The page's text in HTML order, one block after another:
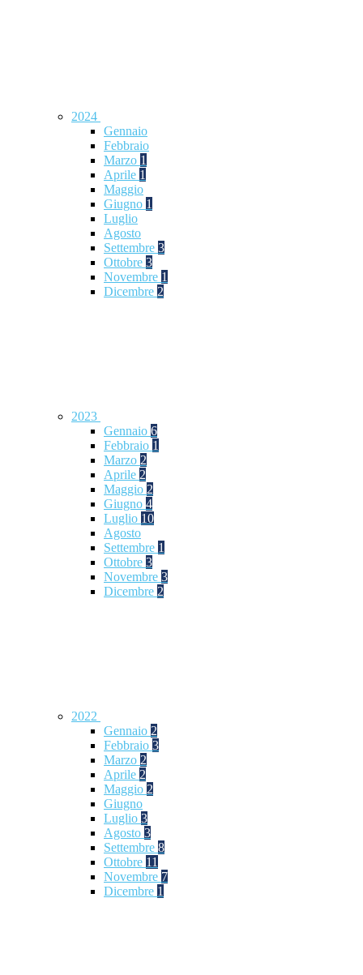
2024
Gennaio
Febbraio
Marzo 1
Aprile 1
Maggio
Giugno 1
Luglio
Agosto
Settembre 3
Ottobre 3
Novembre 1
Dicembre 2
2023
Gennaio 6
Febbraio 1
Marzo 2
Aprile 2
Maggio 2
Giugno 4
Luglio 10
Agosto
Settembre 1
Ottobre 3
Novembre 3
Dicembre 2
2022
Gennaio 2
Febbraio 3
Marzo 2
Aprile 2
Maggio 2
Giugno
Luglio 3
Agosto 3
Settembre 8
Ottobre 11
Novembre 7
Dicembre 1